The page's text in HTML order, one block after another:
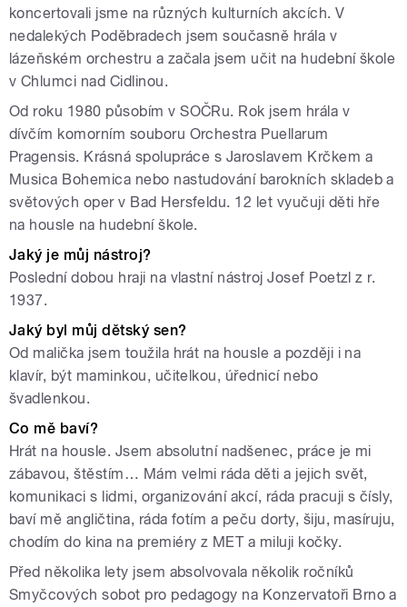
koncertovali jsme na různých kulturních akcích. V
nedalekých Poděbradech jsem současně hrála v
lázeňském orchestru a začala jsem učit na hudební škole
v Chlumci nad Cidlinou.
Od roku 1980 působím v SOČRu. Rok jsem hrála v
dívčím komorním souboru Orchestra Puellarum
Pragensis. Krásná spolupráce s Jaroslavem Krčkem a
Musica Bohemica nebo nastudování barokních skladeb a
světových oper v Bad Hersfeldu. 12 let vyučuji děti hře
na housle na hudební škole.
Jaký je můj nástroj?
Poslední dobou hraji na vlastní nástroj Josef Poetzl z r.
1937.
Jaký byl můj dětský sen?
Od malička jsem toužila hrát na housle a později i na
klavír, být maminkou, učitelkou, úřednicí nebo
švadlenkou.
Co mě baví?
Hrát na housle. Jsem absolutní nadšenec, práce je mi
zábavou, štěstím… Mám velmi ráda děti a jejich svět,
komunikaci s lidmi, organizování akcí, ráda pracuji s čísly,
baví mě angličtina, ráda fotím a peču dorty, šiju, masíruju,
chodím do kina na premiéry z MET a miluji kočky.
Před několika lety jsem absolvovala několik ročníků
Smyčcových sobot pro pedagogy na Konzervatoři Brno a